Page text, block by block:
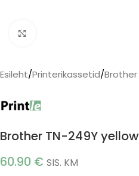
Esileht/Printerikassetid/Brother
Brother TN-249Y
60.90 € SIS. KM